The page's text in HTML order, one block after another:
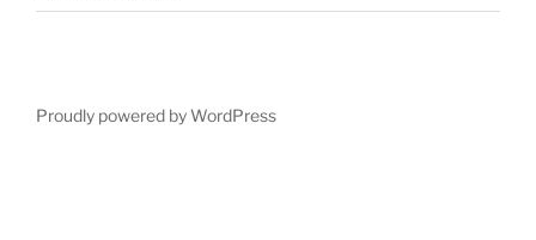
Proudly powered by WordPress